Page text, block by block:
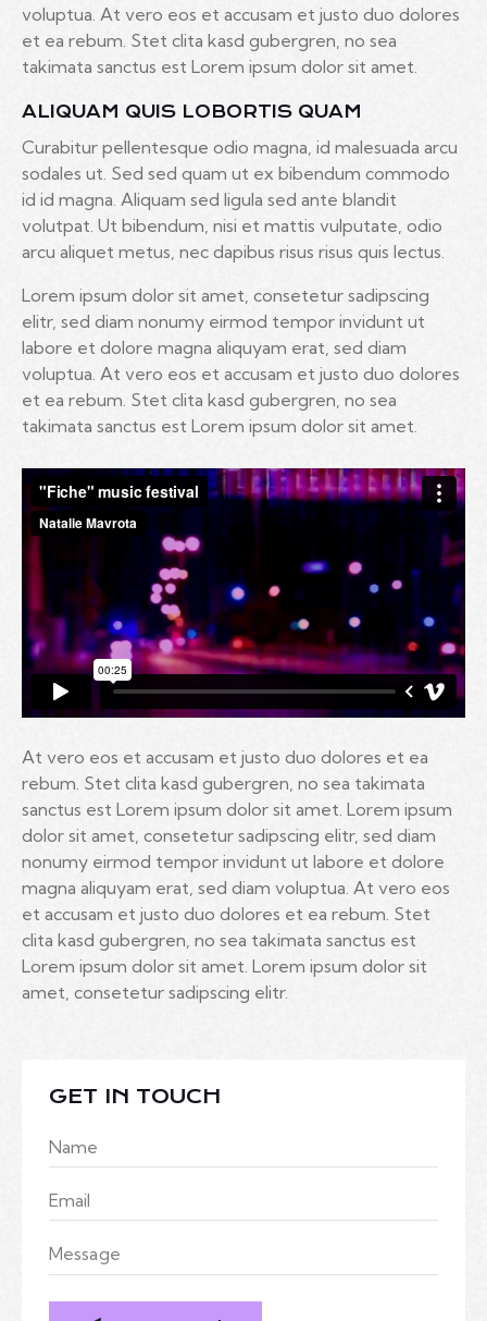
voluptua. At vero eos et accusam et justo duo dolores
et ea rebum. Stet clita kasd gubergren, no sea
takimata sanctus est Lorem ipsum dolor sit amet.
ALIQUAM QUIS LOBORTIS QUAM
Curabitur pellentesque odio magna, id malesuada arcu
sodales ut. Sed sed quam ut ex bibendum commodo
id id magna. Aliquam sed ligula sed ante blandit
volutpat. Ut bibendum, nisi et mattis vulputate, odio
arcu aliquet metus, nec dapibus risus risus quis lectus.
Lorem ipsum dolor sit amet, consetetur sadipscing
elitr, sed diam nonumy eirmod tempor invidunt ut
labore et dolore magna aliquyam erat, sed diam
voluptua. At vero eos et accusam et justo duo dolores
et ea rebum. Stet clita kasd gubergren, no sea
takimata sanctus est Lorem ipsum dolor sit amet.
At vero eos et accusam et justo duo dolores et ea
rebum. Stet clita kasd gubergren, no sea takimata
sanctus est Lorem ipsum dolor sit amet. Lorem ipsum
dolor sit amet, consetetur sadipscing elitr, sed diam
nonumy eirmod tempor invidunt ut labore et dolore
magna aliquyam erat, sed diam voluptua. At vero eos
et accusam et justo duo dolores et ea rebum. Stet
clita kasd gubergren, no sea takimata sanctus est
Lorem ipsum dolor sit amet. Lorem ipsum dolor sit
amet, consetetur sadipscing elitr.
GET IN TOUCH